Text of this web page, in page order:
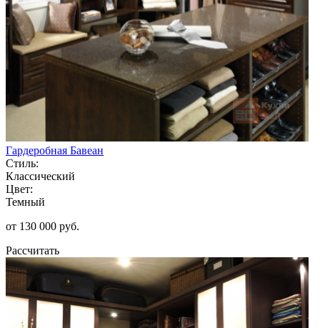
Гардеробная Бавеан
Стиль:
Классический
Цвет:
Темный
от 130 000 руб.
Рассчитать